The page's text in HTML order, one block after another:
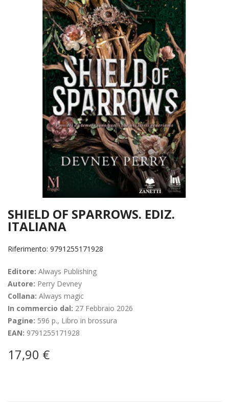
SHIELD OF SPARROWS. EDIZ.
ITALIANA
Riferimento: 9791255171928
Editore: Always Publishing
Autore: Perry Devney
Collana: Always magic
In commercio dal: 27 Febbraio 2026
Pagine: 596 p., Libro in brossura
EAN: 9791255171928
17,90 €